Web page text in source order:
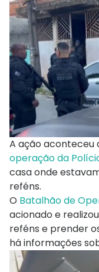
A ação aconteceu
operação da
casa onde
reféns.
O Batalhão de
acionado e
reféns e prender
há informações